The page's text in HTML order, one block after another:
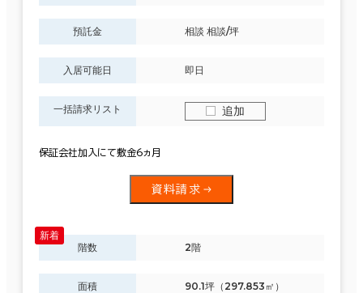
預託金 相談 相談/坪
入居可能日 即日
一括請求リスト 追加
保証会社加入にて敷金6ヵ月
資料請求
階数 2階
面積 90.1坪（297.853㎡）